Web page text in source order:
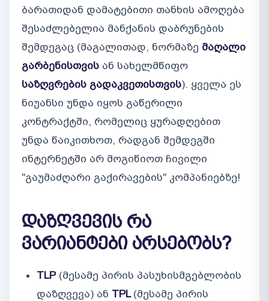
ბარათიდან დამატებითი თანხის ამოღება
შესაძლებელია მანქანის დაბრუნების
შემდეგაც (მაგალითად, ნორმაზე მაღალი
გარბენისთვის ან სახელმწიფო
საზღვრების გადაკვეთისთვის). ყველა ეს
ნიუანსი უნდა იყოს გაწერილი
კონტრაქტში, რომელიც ყურადღებით
უნდა წაიკითხოთ, რადგან შემდეგში
ინტერნეტში არ მოგიწიოთ ჩივილი
"გაუმაძღარი გაქირავების" კომპანიებზე!
დაზღვევის რა
ვარიანტები არსებობს?
TLP (მესამე პირის პასუხისმგებლობის
დაზღვევა) ან TPL (მესამე პირის